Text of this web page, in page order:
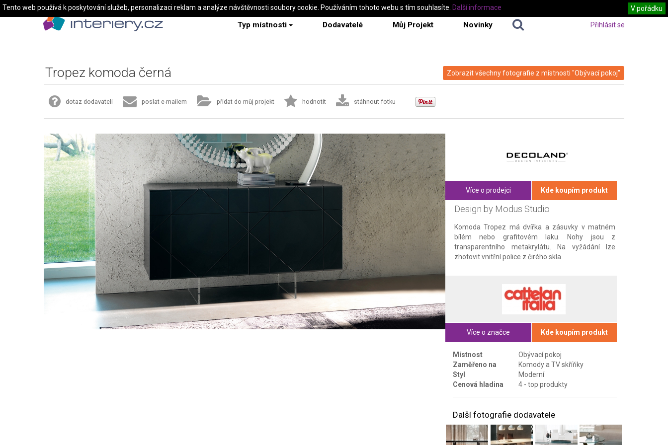
Typ místnosti Dodavatelé Můj Projekt Novinky Přihlásit se
Zobrazit všechny fotografie z místnosti "Obývací pokoj"
Tropez komoda černá
dotaz dodavateli poslat e-mailem přidat do můj projekt hodnotit stáhnout fotku
Více o prodejci Kde koupím produkt
Design by Modus Studio
Komoda Tropez má dvířka a zásuvky v matném
bílém nebo grafitovém laku. Nohy jsou z
transparentního metakrylátu. Na vyžádání lze
zhotovit vnitřní police z čirého skla.
Více o značce Kde koupím produkt
Místnost
Obývací pokoj
Zaměřeno na
Komody a TV skříňky
Styl
Moderní
Cenová hladina
4 - top produkty
Další fotografie dodavatele
Tento web používá k poskytování služeb, personalizaci reklam a analýze návštěvnosti soubory cookie. Používáním tohoto webu s tím souhlasíte. V pořádku
Další informace